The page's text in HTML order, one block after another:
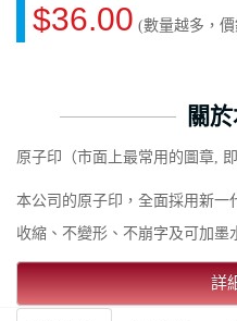
$36.00 (數量越多，
關
原子印（市面上最常用的圖章, 即
本公司的原子印，全面採用新一
收縮、不變形、不崩字及可加墨
詳